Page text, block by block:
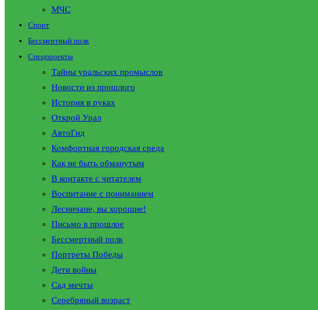
МЧС
Спорт
Бессмертный полк
Спецпроекты
Тайны уральских промыслов
Новости из прошлого
История в руках
Открой Урал
АвтоГид
Комфортная городская среда
Как не быть обманутым
В контакте с читателем
Воспитание с пониманием
Лесничане, вы хорошие!
Письмо в прошлое
Бессмертный полк
Портреты Победы
Дети войны
Сад мечты
Серебряный возраст